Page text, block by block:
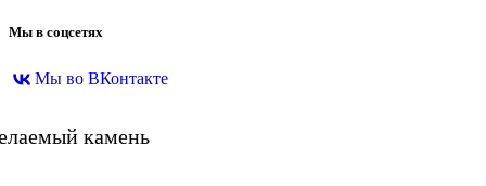
Мы в соцсетях
Мы во ВКонтакте
камень